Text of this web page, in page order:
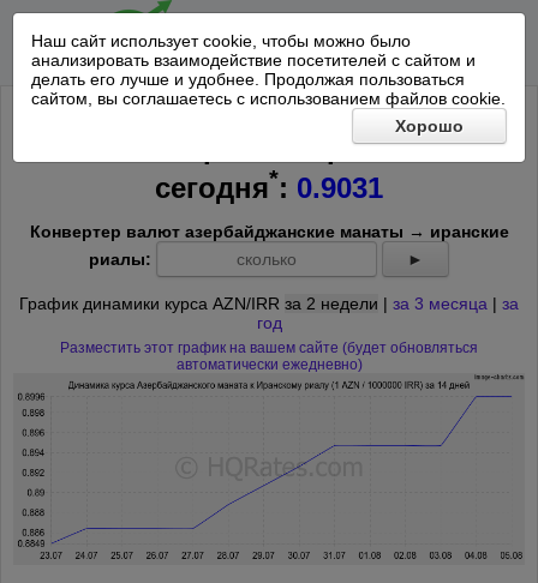
Наш сайт использует cookie, чтобы можно было
анализировать взаимодействие посетителей с сайтом и
делать его лучше и удобнее. Продолжая пользоваться
сайтом, вы соглашаетесь с использованием файлов cookie.
Хорошо
Курс Азербайджанского маната к
1000000 Иранских риалов на
сегодня*: 0.9031
Конвертер валют азербайджанские манаты → иранские
риалы:
►
График динамики курса AZN/IRR за 2 недели | за 3 месяца | за
год
Разместить этот график на вашем сайте (будет обновляться
автоматически ежедневно)